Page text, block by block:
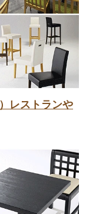
レストランや